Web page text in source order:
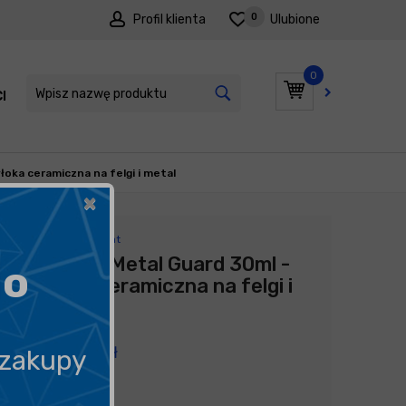
Profil klienta Ulubione
0
0
PROMOCJE
ceramiczna na felgi i metal
Producent: Ultracoat
Ultracoat Metal Guard 30ml -
powłoka ceramiczna na felgi i
metal
319,99zł
10 666,33 /litr
×